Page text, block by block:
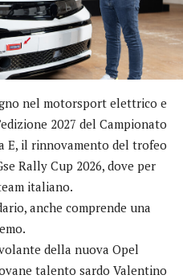
nel motorsport elettrico e
2027 del Campionato
E, il rinnovamento del trofeo
Rally Cup 2026, dove per
italiano.
anche comprende una
della nuova Opel
talento sardo Valentino